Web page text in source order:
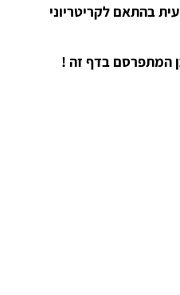
בהתאם לקריטריוני
המתפרסם בדף זה !